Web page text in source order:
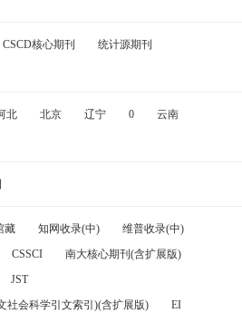
CSCD核心期刊
统计源期刊
北 北京 辽宁 0
云南
藏 知网收录(中)
维普收录(中)
CSSCI
南大核心期刊(含扩展版)
JST
社会科学引文索引)(含扩展版)
EI